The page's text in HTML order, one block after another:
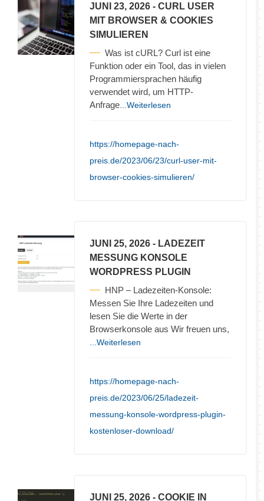
JUNI 23, 2026 - CURL USER
MIT BROWSER & COOKIES
SIMULIEREN
Was ist cURL? Curl ist eine
Funktion oder ein Tool, das in vielen
Programmiersprachen häufig
verwendet wird, um HTTP-
Anfrage ...Weiterlesen
https://homepage-nach-
preis.de/2023/06/23/curl-user-mit-
browser-cookies-simulieren/
JUNI 25, 2026 - LADEZEIT
MESSUNG KONSOLE
WORDPRESS PLUGIN
HNP – Ladezeiten-Konsole:
Messen Sie Ihre Ladezeiten und
lesen Sie die Werte in der
Browserkonsole aus Wir freuen uns,
...Weiterlesen
https://homepage-nach-
preis.de/2023/06/25/ladezeit-
messung-konsole-wordpress-plugin-
kostenloser-download/
JUNI 25, 2026 - COOKIE IN